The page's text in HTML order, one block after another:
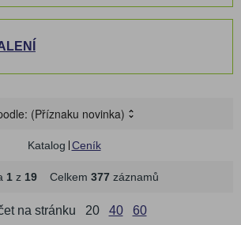
(Příznaku novinka)
Katalog Ceník
1z 19Celkem 377záznamů
na stránku 20 40 60